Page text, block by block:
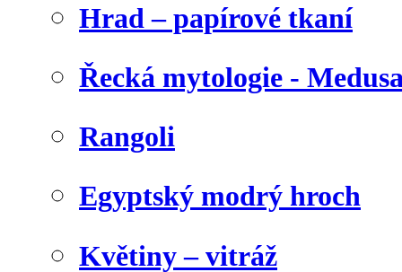
Hrad – papírové tkaní
Řecká mytologie -
Rangoli
Egyptský modrý hroch
Květiny – vitráž